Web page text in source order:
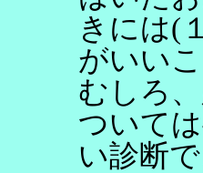
きには(
がいい
むしろ
ついて
い診断